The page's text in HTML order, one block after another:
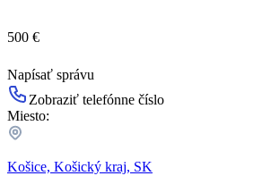
500 €
Napísať správu
Zobraziť telefónne číslo
Miesto:
Košice, Košický kraj, SK